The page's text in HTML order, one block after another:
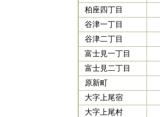
柏座四丁目
谷津一丁目
谷津二丁目
富士見一丁目
富士見二丁目
原新町
大字上尾宿
大字上尾村